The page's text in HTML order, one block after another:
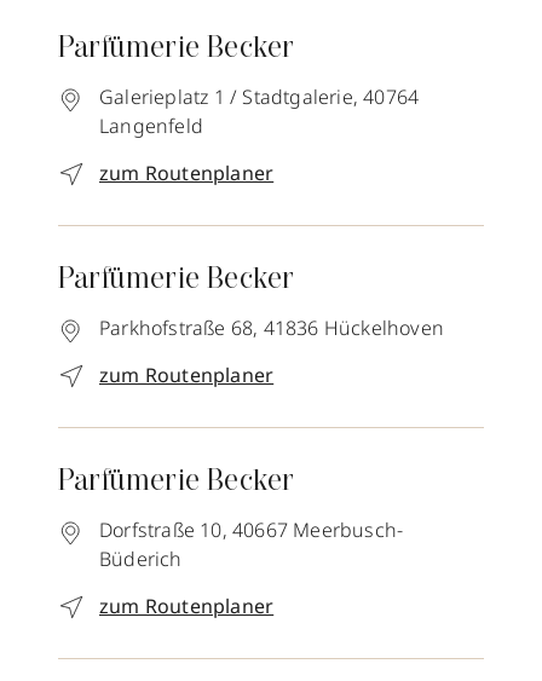
Parfümerie Becker
Galerieplatz 1 / Stadtgalerie, 40764
Langenfeld
zum Routenplaner
Parfümerie Becker
Parkhofstraße 68, 41836 Hückelhoven
zum Routenplaner
Parfümerie Becker
Dorfstraße 10, 40667 Meerbusch-
Büderich
zum Routenplaner